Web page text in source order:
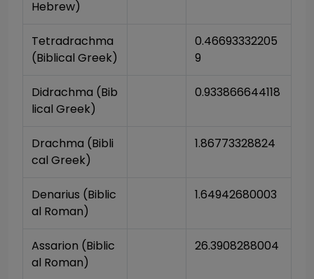
Hebrew)
Tetradrachma
(Biblical Greek)
0.46693332205
9
Didrachma (Bib
lical Greek)
0.933866644118
Drachma (Bibli
cal Greek)
1.86773328824
Denarius (Biblic
al Roman)
1.64942680003
Assarion (Biblic
al Roman)
26.3908288004